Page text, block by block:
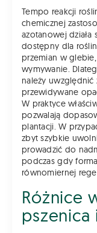
Tempo reakcji
chemicznej
azotanowej działa
dostępny dla
przemian w
wymywanie.
należy
przewidywane
W praktyce
pozwalają
plantacji. W
zbyt szybkie
prowadzić do
podczas gdy
równomiernej
Różnice